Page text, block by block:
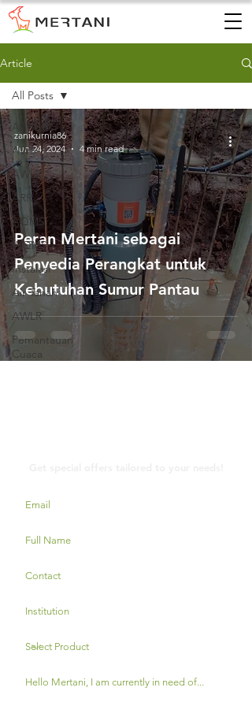
Article
All Posts
AWS
AWLR
ARR
AQMS
WQMS
Instalasi
Air Tanah
AWLR
Pemantauan
Cuaca
All Posts
Peran Mertani sebagai
Penyedia Perangkat untuk
Kebutuhan Sumur Pantau
zanikurnia86
Jun 24, 2024
4 min read